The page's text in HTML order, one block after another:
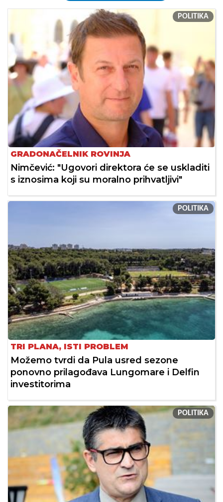
POLITIKA
GRADONAČELNIK ROVINJA
Nimčević: "Ugovori direktora će se uskladiti
s iznosima koji su moralno prihvatljivi"
POLITIKA
TRI PLANA, ISTI PROBLEM
Možemo tvrdi da Pula usred sezone
ponovno prilagođava Lungomare i Delfin
investitorima
POLITIKA